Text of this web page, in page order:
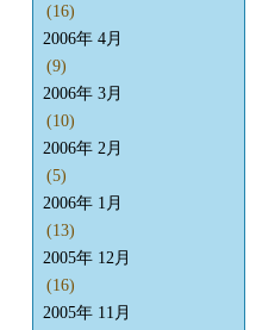
(16)
2006年 4月
(9)
2006年 3月
(10)
2006年 2月
(5)
2006年 1月
(13)
2005年 12月
(16)
2005年 11月